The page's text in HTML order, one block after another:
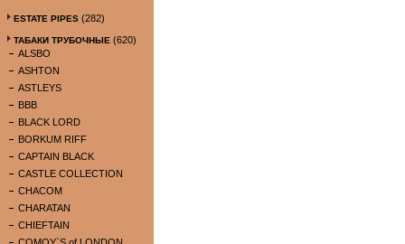
ESTATE PIPES (282)
ТАБАКИ ТРУБОЧНЫЕ (620)
ALSBO
ASHTON
ASTLEYS
BBB
BLACK LORD
BORKUM RIFF
CAPTAIN BLACK
CASTLE COLLECTION
CHACOM
CHARATAN
CHIEFTAIN